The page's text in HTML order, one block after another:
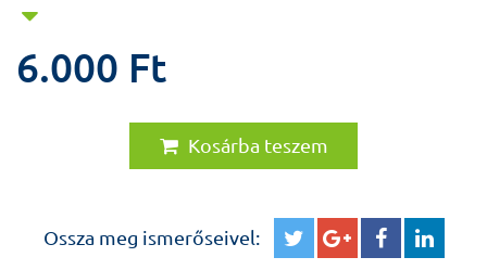
hazai mintán is valid mérőeszköznek bizonyult a szociális
6.000 Ft
Kosárba teszem
Ossza meg ismerőseivel: